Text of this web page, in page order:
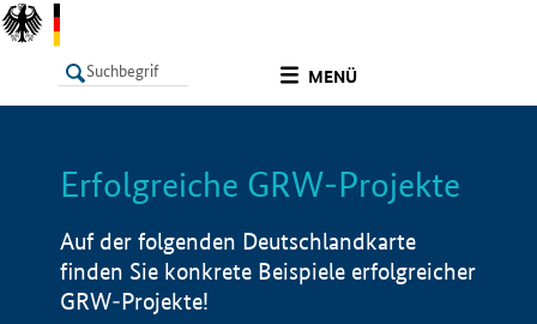
MENÜ
LISTE Info
Erfolgreiche GRW-Projekte
Auf der folgenden Deutschlandkarte
finden Sie konkrete Beispiele erfolgreicher
GRW-Projekte!